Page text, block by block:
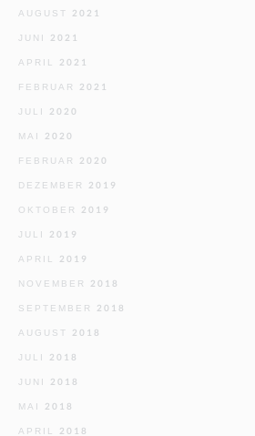
AUGUST 2021
JUNI 2021
APRIL 2021
FEBRUAR 2021
JULI 2020
MAI 2020
FEBRUAR 2020
DEZEMBER 2019
OKTOBER 2019
JULI 2019
APRIL 2019
NOVEMBER 2018
SEPTEMBER 2018
AUGUST 2018
JULI 2018
JUNI 2018
MAI 2018
APRIL 2018